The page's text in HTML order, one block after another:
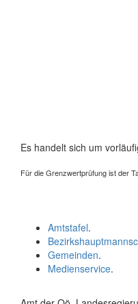
Es handelt sich um
Für die Grenzwertprüfung ist der
Amtstafel.
Gemeinden.
Medienservice.